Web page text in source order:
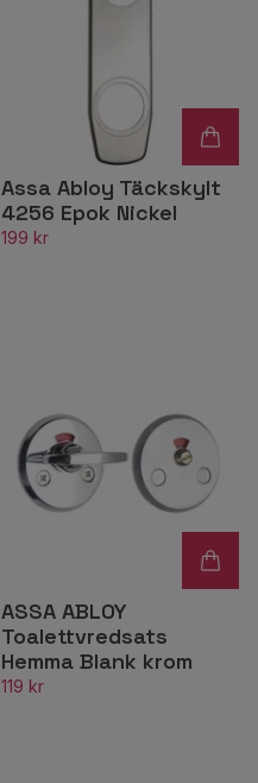
Assa Abloy Täckskylt
4256 Epok Nickel
199 kr
ASSA ABLOY
Toalettvredsats
Hemma Blank krom
119 kr